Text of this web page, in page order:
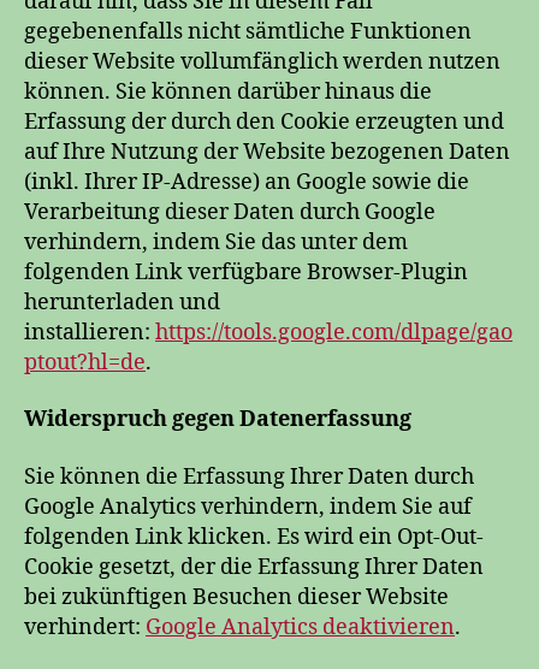
gegebenenfalls nicht sämtliche Funktionen
dieser Website vollumfänglich werden nutzen
können. Sie können darüber hinaus die
Erfassung der durch den Cookie erzeugten und
auf Ihre Nutzung der Website bezogenen Daten
(inkl. Ihrer IP-Adresse) an Google sowie die
Verarbeitung dieser Daten durch Google
verhindern, indem Sie das unter dem
folgenden Link verfügbare Browser-Plugin
herunterladen und
installieren: https://tools.google.com/dlpage/gao
ptout?hl=de.
Widerspruch gegen Datenerfassung
Sie können die Erfassung Ihrer Daten durch
Google Analytics verhindern, indem Sie auf
folgenden Link klicken. Es wird ein Opt-Out-
Cookie gesetzt, der die Erfassung Ihrer Daten
bei zukünftigen Besuchen dieser Website
verhindert: Google Analytics deaktivieren.